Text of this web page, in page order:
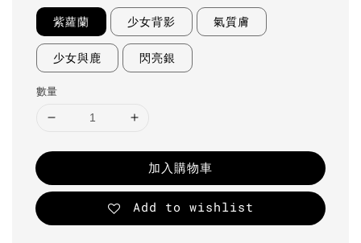
紫蘿蘭 少女背影 氣質膚
少女與鹿 閃亮銀
數量
加入購物車
Add to wishlist